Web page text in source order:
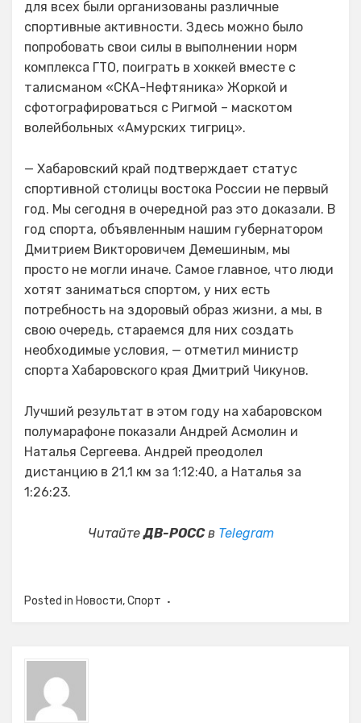
для всех были организованы различные
спортивные активности. Здесь можно было
попробовать свои силы в выполнении норм
комплекса ГТО, поиграть в хоккей вместе с
талисманом «СКА-Нефтяника» Жоркой и
сфотографироваться с Ригмой – маскотом
волейбольных «Амурских тигриц».
— Хабаровский край подтверждает статус
спортивной столицы востока России не первый
год. Мы сегодня в очередной раз это доказали. В
год спорта, объявленным нашим губернатором
Дмитрием Викторовичем Демешиным, мы
просто не могли иначе. Самое главное, что люди
хотят заниматься спортом, у них есть
потребность на здоровый образ жизни, а мы, в
свою очередь, стараемся для них создать
необходимые условия, — отметил министр
спорта Хабаровского края Дмитрий Чикунов.
Лучший результат в этом году на хабаровском
полумарафоне показали Андрей Асмолин и
Наталья Сергеева. Андрей преодолел
дистанцию в 21,1 км за 1:12:40, а Наталья за
1:26:23.
ЧитайтеДВ-РОССв Telegram
Posted in Новости,Спорт